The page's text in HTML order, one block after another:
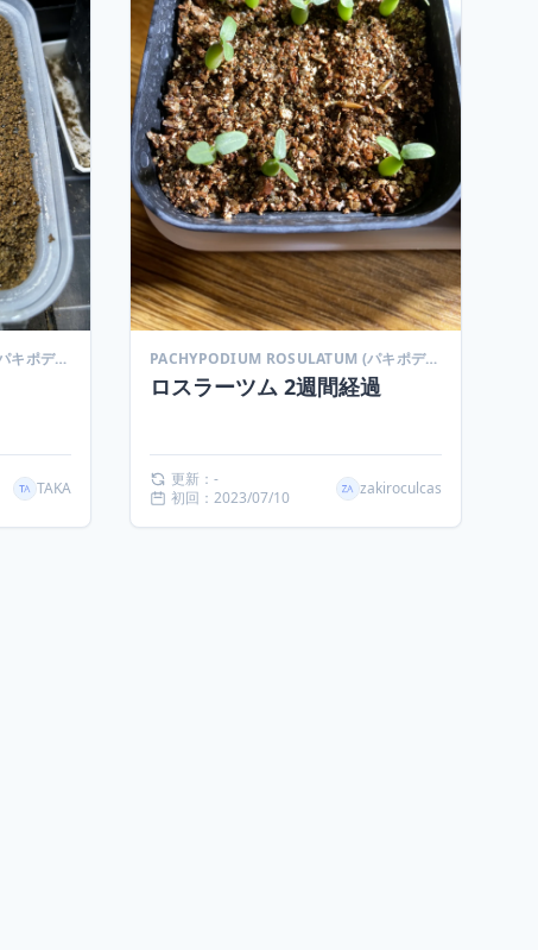
PACHYPODIUM ROSULATUM (パキポディウム ロスラーツム)
TAKA
PACHYPODIUM ROSULATUM (パキポディウム ロスラーツム)
ロスラーツム 2週間経過
更新：-
初回：2023/07/10
zakiroculcas